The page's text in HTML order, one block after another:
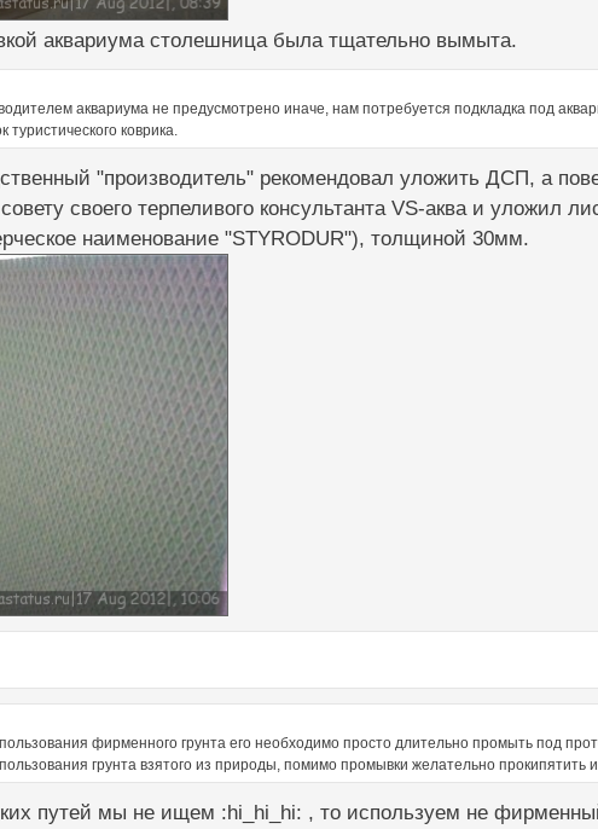
аквариума столешница была тщательно вымыта.
аквариума не предусмотрено иначе, нам потребуется подкладка под
туристического коврика.
"производитель" рекомендовал уложить ДСП, а
своего терпеливого консультанта VS-аква и уложил
наименование "STYRODUR"), толщиной 30мм.
фирменного грунта его необходимо просто длительно промыть под
грунта взятого из природы, помимо промывки желательно прокипятить
путей мы не ищем :hi_hi_hi: , то используем не